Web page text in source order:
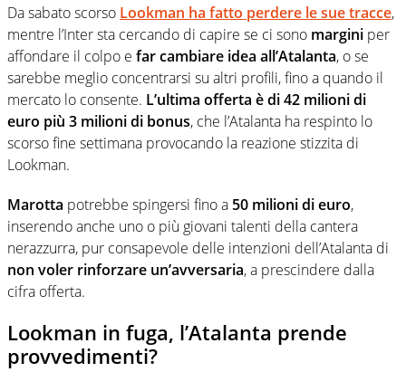
Da sabato scorso Lookman ha fatto perdere le sue tracce,
mentre l’Inter sta cercando di capire se ci sono margini per
affondare il colpo e far cambiare idea all’Atalanta, o se
sarebbe meglio concentrarsi su altri profili, fino a quando il
mercato lo consente. L’ultima offerta è di 42 milioni di
euro più 3 milioni di bonus, che l’Atalanta ha respinto lo
scorso fine settimana provocando la reazione stizzita di
Lookman.
Marotta potrebbe spingersi fino a 50 milioni di euro,
inserendo anche uno o più giovani talenti della cantera
nerazzurra, pur consapevole delle intenzioni dell’Atalanta di
non voler rinforzare un’avversaria, a prescindere dalla
cifra offerta.
Lookman in fuga, l’Atalanta prende
provvedimenti?